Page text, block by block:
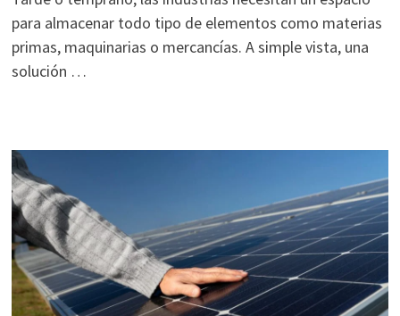
para almacenar todo tipo de elementos como materias
primas, maquinarias o mercancías. A simple vista, una
solución …